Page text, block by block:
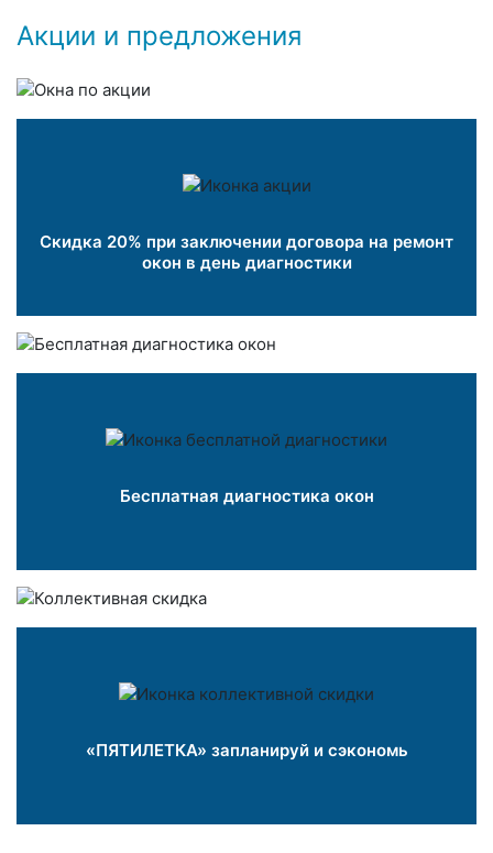
Акции и предложения
Скидка 20% при заключении договора на ремонт
окон в день диагностики
Бесплатная диагностика окон
«ПЯТИЛЕТКА» запланируй и сэкономь